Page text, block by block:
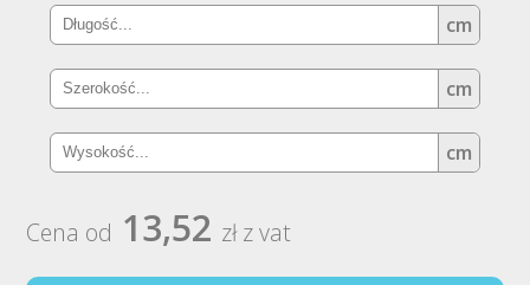
cm
cm
cm
Cena od 13,52 zł z vat